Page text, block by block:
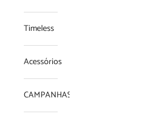
Timeless
Acessórios
CAMPANHAS